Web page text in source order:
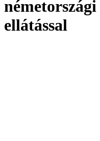
németországi
ellátással